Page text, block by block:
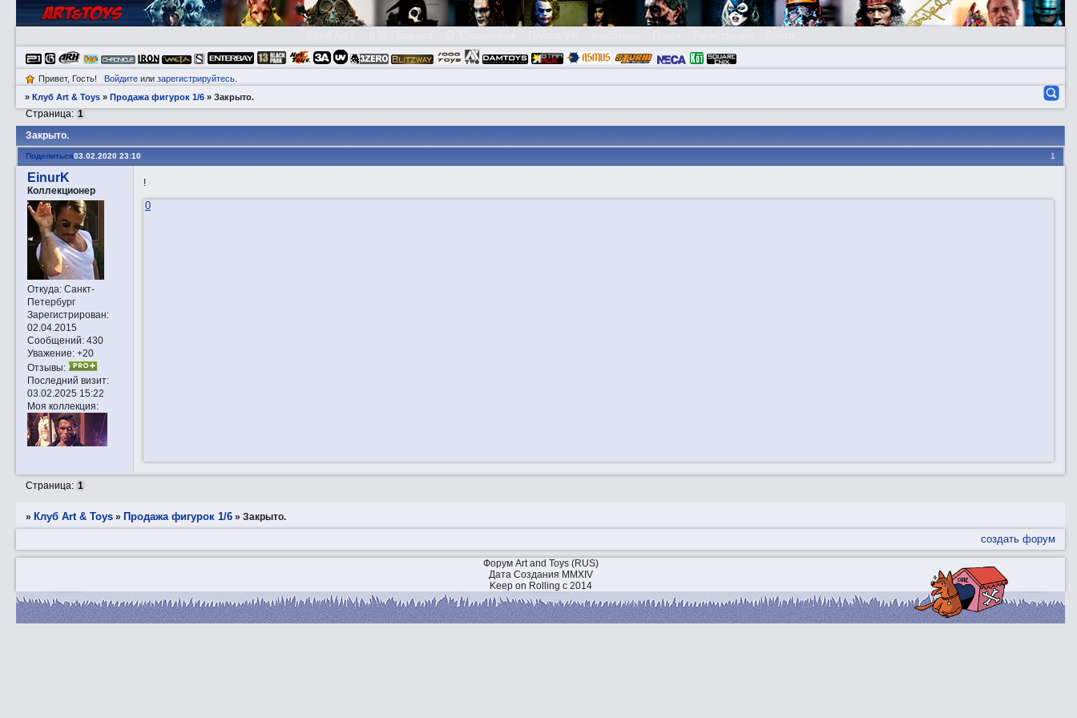
Привет, Гость! Войдитеили зарегистрируйтесь.
»Клуб Art & Toys »Продажа фигурок 1/6 »Закрытo.
Закрытo.
Страница: 1
Поделиться 1
03.02.2020 23:10
EinurK
Коллекционер
Откуда:Санкт-
Петербург
Зарегистрирован:
02.04.2015
Сообщений:430
Уважение: +20
Отзывы:
Последний визит:
03.02.2025 15:22
Моя коллекция:
!
0
Страница: 1
» Клуб Art & Toys » Продажа фигурок 1/6 »Закрытo.
создать форум
Форум Art and Toys (RUS)
Дата Создания MMXIV
Keep on Rolling с 2014